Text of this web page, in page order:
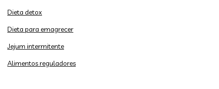
Dieta detox
Dieta para emagrecer
Jejum intermitente
Alimentos reguladores